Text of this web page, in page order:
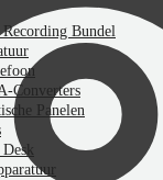
Bundel
Converters
Panelen